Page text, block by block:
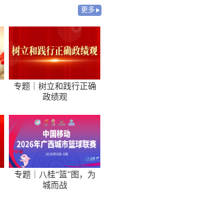
更多
专题｜树立和践行正确
政绩观
专题｜八桂“篮”图，为
城而战